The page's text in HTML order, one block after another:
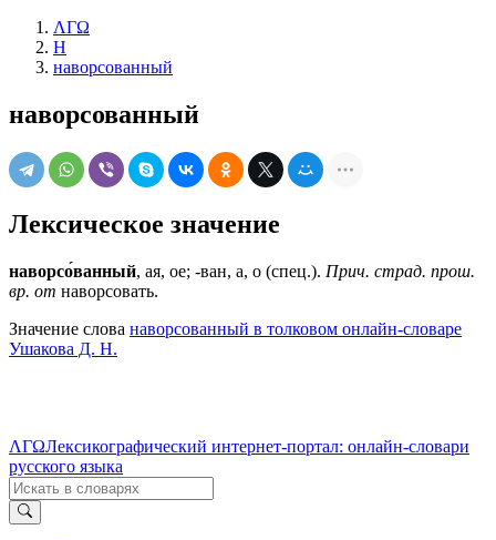
ΛΓΩ
Н
наворсованный
наворсованный
Лексическое значение
наворсо́ванный, ая, ое; -ван, а, о (спец.). Прич. страд. прош.
вр. от наворсовать.
Значение слова наворсованный в толковом онлайн-словаре
Ушакова Д. Н.
ΛΓΩЛексикографический интернет-портал: онлайн-словари
русского языка